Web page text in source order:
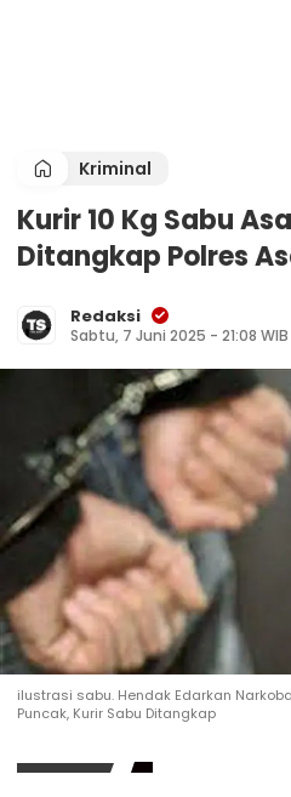
Kriminal
Kurir 10 Kg Sabu
Ditangkap Polres
Redaksi
Sabtu, 7 Juni 2025 - 21:08 WIB
ilustrasi sabu. Hendak Edarkan
Puncak, Kurir Sabu Ditangkap